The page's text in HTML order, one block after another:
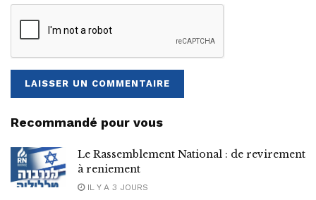
Recommandé pour vous
Le Rassemblement National : de revirement
à reniement
IL Y A 3 JOURS